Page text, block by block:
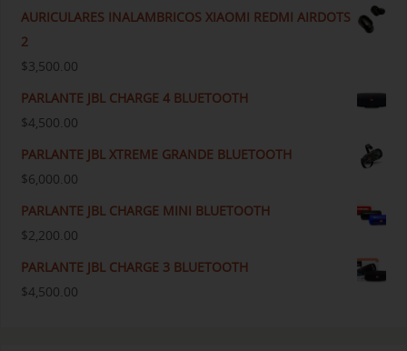
AURICULARES INALAMBRICOS XIAOMI REDMI AIRDOTS
2
$3,500.00
PARLANTE JBL CHARGE 4 BLUETOOTH
$4,500.00
PARLANTE JBL XTREME GRANDE BLUETOOTH
$6,000.00
PARLANTE JBL CHARGE MINI BLUETOOTH
$2,200.00
PARLANTE JBL CHARGE 3 BLUETOOTH
$4,500.00